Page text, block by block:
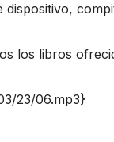
dispositivo,
los libros
23/06.mp3}